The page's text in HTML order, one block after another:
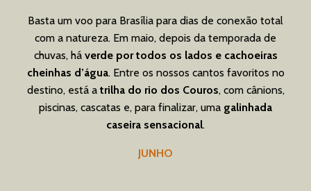
Basta um voo para Brasília para dias de conexão total
com a natureza. Em maio, depois da temporada de
chuvas, há verde por todos os lados e cachoeiras
cheinhas d’água. Entre os nossos cantos favoritos no
destino, está a trilha do rio dos Couros, com cânions,
piscinas, cascatas e, para finalizar, uma galinhada
caseira sensacional.
JUNHO